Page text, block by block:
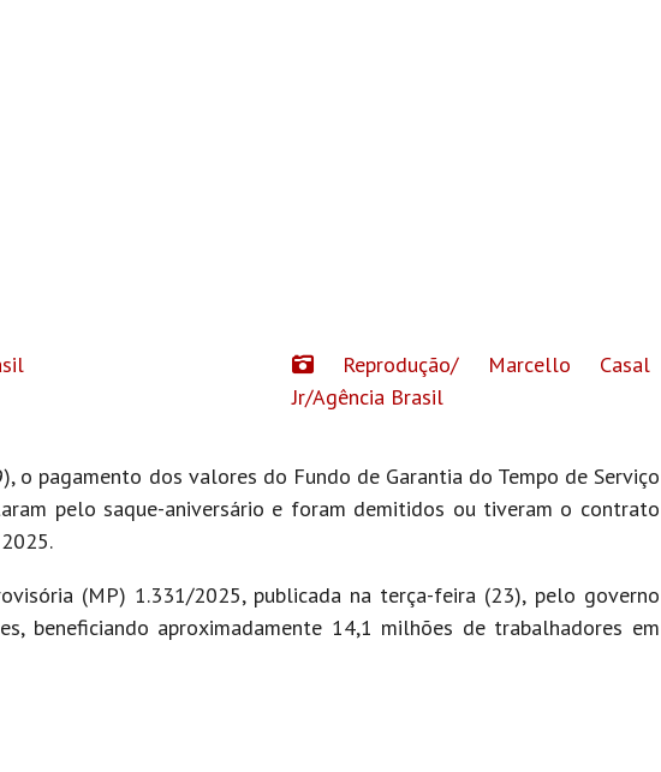
Reprodução/ Marcello Casal
Jr/Agência Brasil
o pagamento dos valores do Fundo de Garantia do Tempo de Serviço
pelo saque-aniversário e foram demitidos ou tiveram o contrato
(MP) 1.331/2025, publicada na terça-feira (23), pelo governo
beneficiando aproximadamente 14,1 milhões de trabalhadores em